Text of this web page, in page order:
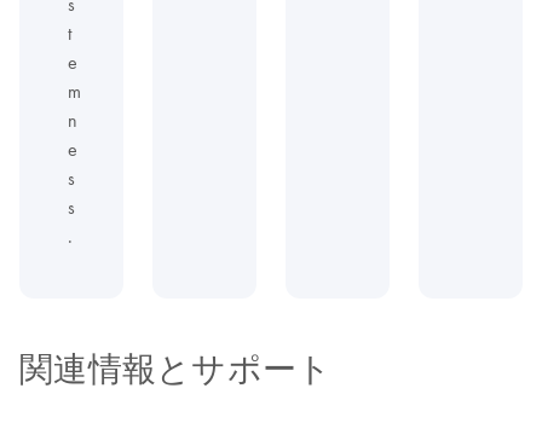
t
e
m
n
e
s
s
.
関連情報とサポート